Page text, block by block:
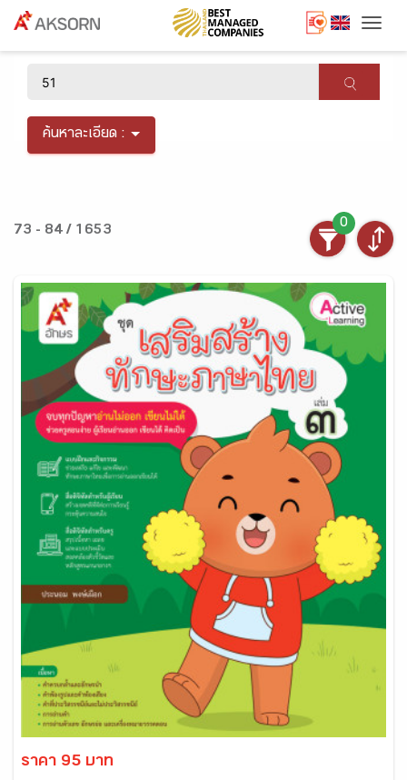
ค้นหาละเอียด :
73 - 84 / 1653
0
ราคา 95 บาท